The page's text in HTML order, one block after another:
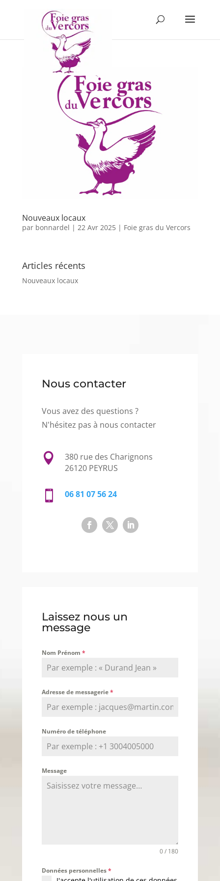
Nouveaux locaux
par bonnardel | 22 Avr 2025| Foie gras du Vercors
Articles récents
Nouveaux locaux
Nous contacter
Vous avez des questions ?
N'hésitez pas à nous contacter

380 rue des Charignons
26120 PEYRUS
 06 81 07 56 24
Laissez nous un
message
Nom Prénom *
Adresse de messagerie*
Numéro de téléphone
Message
0 / 180
Données personnelles*